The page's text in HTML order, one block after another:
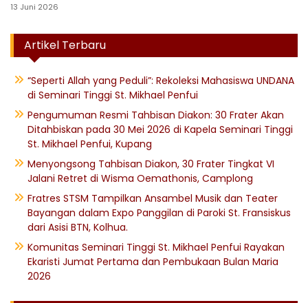
13 Juni 2026
Artikel Terbaru
“Seperti Allah yang Peduli”: Rekoleksi Mahasiswa UNDANA
di Seminari Tinggi St. Mikhael Penfui
Pengumuman Resmi Tahbisan Diakon: 30 Frater Akan
Ditahbiskan pada 30 Mei 2026 di Kapela Seminari Tinggi
St. Mikhael Penfui, Kupang
Menyongsong Tahbisan Diakon, 30 Frater Tingkat VI
Jalani Retret di Wisma Oemathonis, Camplong
Fratres STSM Tampilkan Ansambel Musik dan Teater
Bayangan dalam Expo Panggilan di Paroki St. Fransiskus
dari Asisi BTN, Kolhua.
Komunitas Seminari Tinggi St. Mikhael Penfui Rayakan
Ekaristi Jumat Pertama dan Pembukaan Bulan Maria
2026